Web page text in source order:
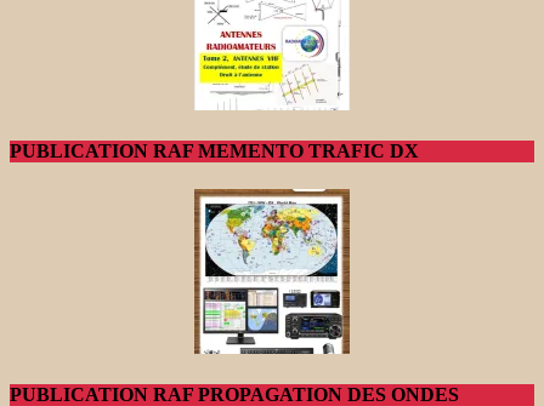
PUBLICATION RAF MEMENTO TRAFIC DX
PUBLICATION RAF PROPAGATION DES ONDES